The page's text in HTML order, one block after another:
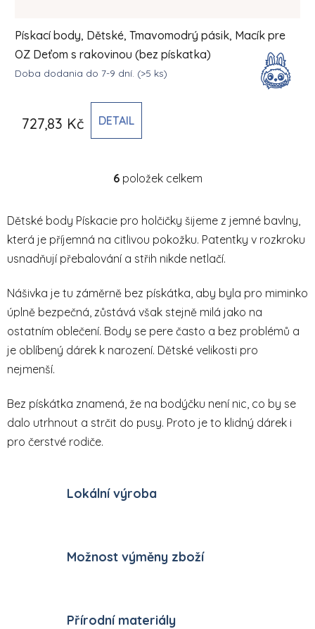
Pískací body, Dětské, Tmavomodrý pásik, Macík pre
OZ Deťom s rakovinou (bez pískatka)
Doba dodania do 7-9 dní. (>5 ks)
727,83 Kč DETAIL
Ovládací prvky výpisu
6položek celkem
Dětské body Pískacie pro holčičky šijeme z jemné bavlny,
která je příjemná na citlivou pokožku. Patentky v rozkroku
usnadňují přebalování a střih nikde netlačí.
Nášivka je tu záměrně bez pískátka, aby byla pro miminko
úplně bezpečná, zůstává však stejně milá jako na
ostatním oblečení. Body se pere často a bez problémů a
je oblíbený dárek k narození. Dětské velikosti pro
nejmenší.
Bez pískátka znamená, že na bodýčku není nic, co by se
dalo utrhnout a strčit do pusy. Proto je to klidný dárek i
pro čerstvé rodiče.
Lokální výroba
Možnost výměny zboží
Přírodní materiály